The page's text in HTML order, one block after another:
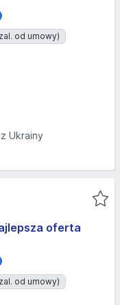
od umowy)
Ukrainy
oferta
od umowy)